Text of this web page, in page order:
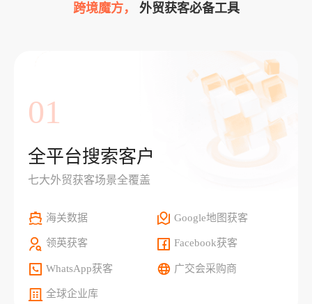
跨境魔方， 外贸获客必备工具
01
全平台搜索客户
七大外贸获客场景全覆盖
海关数据 Google地图获客
领英获客 Facebook获客
WhatsApp获客 广交会采购商
全球企业库